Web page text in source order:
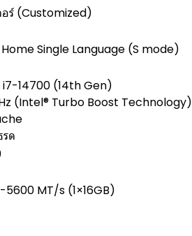
อร์ (Customized)
Home Single Language (S mode)
14700 (14th Gen)
(Intel® Turbo Boost Technology)
ด
5600 MT/s (1×16GB)